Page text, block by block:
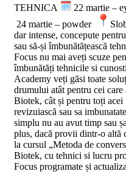
TEHNICA
22 martie –
24 martie – powder
dar intense, concepute
sau să-și îmbunătățească
Focus nu mai aveți scuze
îmbunătăți tehnicile si
Academy veți găsi toate
drumului atât pentru cei
Biotek, cât și pentru toți acei
revizuiască sau sa
simplu nu au avut timp sau
plus, dacă provii dintr-o altă
la cursul „Metoda de
Biotek, cu tehnici si lucru
Focus programate și